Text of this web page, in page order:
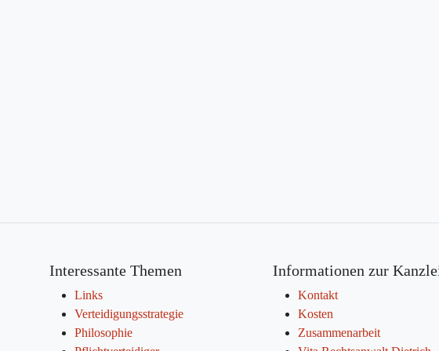
Interessante Themen
Links
Verteidigungsstrategie
Philosophie
Informationen zur
Kontakt
Kosten
Zusammenarbeit